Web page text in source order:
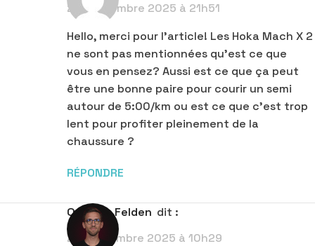
24 septembre 2025 à 21h51
Hello, merci pour l’article! Les Hoka Mach X 2
ne sont pas mentionnées qu’est ce que
vous en pensez? Aussi est ce que ça peut
être une bonne paire pour courir un semi
autour de 5:00/km ou est ce que c’est trop
lent pour profiter pleinement de la
chaussure ?
RÉPONDRE
Quentin Felden dit :
25 septembre 2025 à 10h29